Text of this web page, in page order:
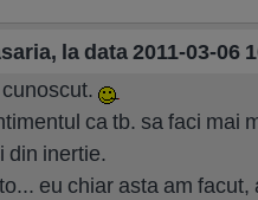
la data 2011-03-06
ca tb. sa faci mai
din inertie.
eu chiar asta am